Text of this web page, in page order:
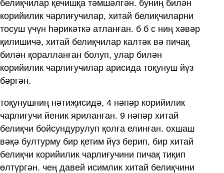
белиқчилар қечишқа тәмшәлгән. буниң билән
корийилик чарлиғучилар, хитай белиқчиларни
тосуш үчүн һәрикәткә атланған. б б с ниң хәвәр
қилишичә, хитай белиқчилар калтәк вә пичақ
билән қоралланған болуп, улар билән
корийилик чарлиғучилар арисида тоқунуш йүз
бәргән.
тоқунушниң нәтиҗисидә, 4 нәпәр корийилик
чарлиғучи йеник яриланған. 9 нәпәр хитай
белиқчи бойсундурулуп қолға елинған. охшаш
вәқә бултурму бир қетим йүз берип, бир хитай
белиқчи корийилик чарлиғучини пичақ тиқип
өлтүргән. чең давей исимлик хитай белиқчини